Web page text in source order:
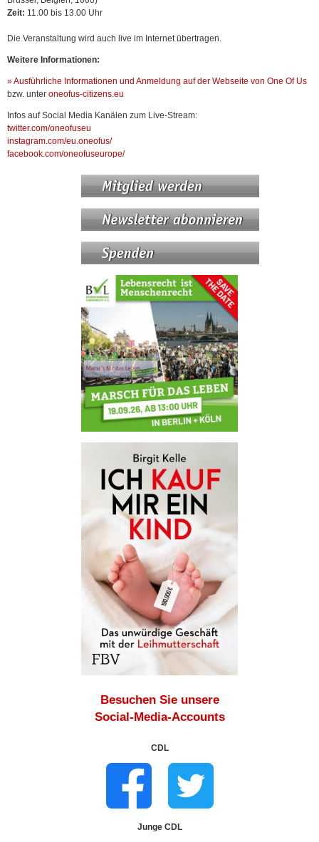
Zeit: 11.00 bis 13.00 Uhr
Die Veranstaltung wird auch live im Internet übertragen.
Weitere Informationen:
» Ausführliche Informationen und Anmeldung auf der Webseite von One Of Us
bzw. unter oneofus-citizens.eu
Infos auf Social Media Kanälen zum Live-Stream:
twitter.com/oneofuseu
instagram.com/eu.oneofus/
facebook.com/oneofuseurope/
Besuchen Sie unsere
Social-Media-Accounts
CDL
Junge CDL